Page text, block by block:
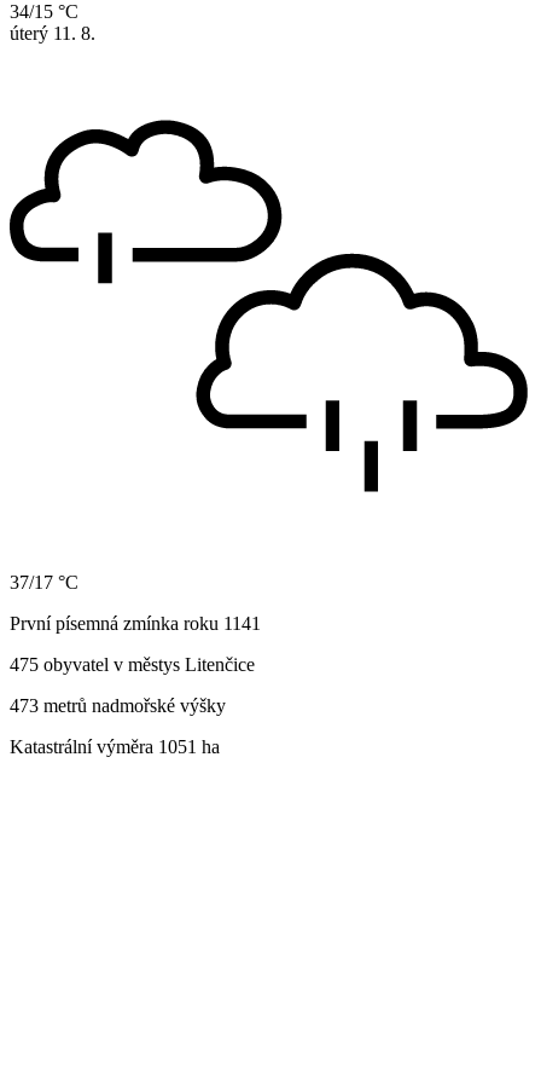
34/15 °C
úterý 11. 8.
37/17 °C
První písemná zmínka roku 1141
475 obyvatel v městys Litenčice
473 metrů nadmořské výšky
Katastrální výměra 1051 ha